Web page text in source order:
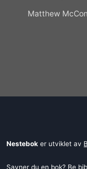
Matthew
Nestebok er utviklet av
Savner du en bok? Be